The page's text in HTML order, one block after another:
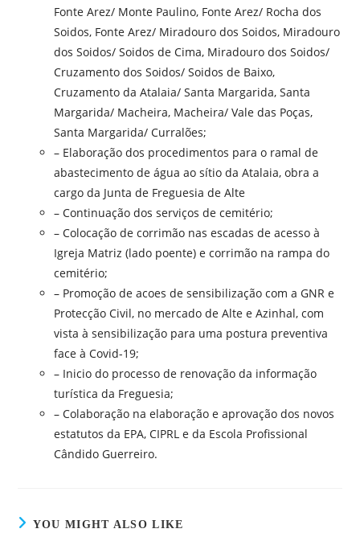
Fonte Arez/ Monte Paulino, Fonte Arez/ Rocha dos
Soidos, Fonte Arez/ Miradouro dos Soidos, Miradouro
dos Soidos/ Soidos de Cima, Miradouro dos Soidos/
Cruzamento dos Soidos/ Soidos de Baixo,
Cruzamento da Atalaia/ Santa Margarida, Santa
Margarida/ Macheira, Macheira/ Vale das Poças,
Santa Margarida/ Curralões;
– Elaboração dos procedimentos para o ramal de
abastecimento de água ao sítio da Atalaia, obra a
cargo da Junta de Freguesia de Alte
– Continuação dos serviços de cemitério;
– Colocação de corrimão nas escadas de acesso à
Igreja Matriz (lado poente) e corrimão na rampa do
cemitério;
– Promoção de acoes de sensibilização com a GNR e
Protecção Civil, no mercado de Alte e Azinhal, com
vista à sensibilização para uma postura preventiva
face à Covid-19;
– Inicio do processo de renovação da informação
turística da Freguesia;
– Colaboração na elaboração e aprovação dos novos
estatutos da EPA, CIPRL e da Escola Profissional
Cândido Guerreiro.
YOU MIGHT ALSO LIKE